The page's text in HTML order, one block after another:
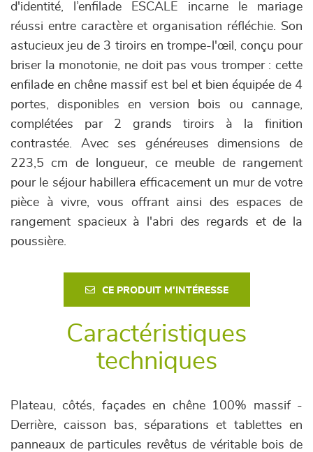
d'identité, l’enfilade ESCALE incarne le mariage
réussi entre caractère et organisation réfléchie. Son
astucieux jeu de 3 tiroirs en trompe-l'œil, conçu pour
briser la monotonie, ne doit pas vous tromper : cette
enfilade en chêne massif est bel et bien équipée de 4
portes, disponibles en version bois ou cannage,
complétées par 2 grands tiroirs à la finition
contrastée. Avec ses généreuses dimensions de
223,5 cm de longueur, ce meuble de rangement
pour le séjour habillera efficacement un mur de votre
pièce à vivre, vous offrant ainsi des espaces de
rangement spacieux à l'abri des regards et de la
poussière.
CE PRODUIT M'INTÉRESSE
Caractéristiques
techniques
Plateau, côtés, façades en chêne 100% massif -
Derrière, caisson bas, séparations et tablettes en
panneaux de particules revêtus de véritable bois de